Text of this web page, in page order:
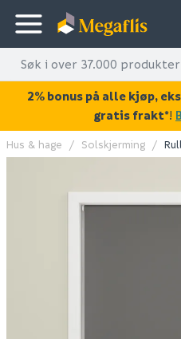
KAN DISSE
Hus & hage Solskjerming
2% bonus på alle kjøp,
gratis frakt*!